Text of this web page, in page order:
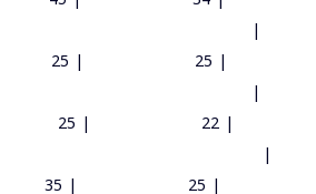
|
| 25
| 25
|
| 22
| 25
|
| 25
| 35